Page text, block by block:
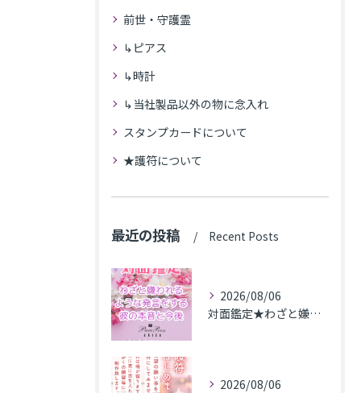
前世・守護霊
↳ピアス
↳時計
↳当社製品以外の物に念入れ
スタンプカードについて
★護符について
最近の投稿 Recent Posts
2026/08/06
対面鑑定★わざと嫌われるような発言をする彼の本音と今後★埼玉県M.K様
2026/08/06